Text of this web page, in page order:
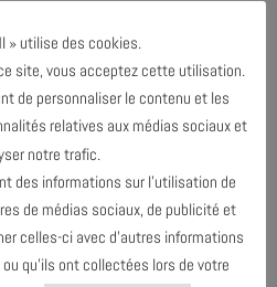
» utilise des cookies.
site, vous acceptez cette utilisation.
de personnaliser le contenu et les
relatives aux médias sociaux et
notre trafic.
des informations sur l’utilisation de
de médias sociaux, de publicité et
celles-ci avec d’autres informations
qu’ils ont collectées lors de votre